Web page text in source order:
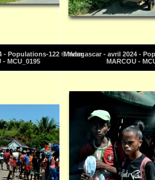
- Populations-122 © Yvan
- MCU_0195
Madagascar - avril 2024 -
MARCOU -